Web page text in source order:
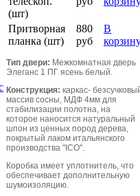
(шт)
Притворная
планка (шт)
880
руб
В
Тип двери: Межкомнатная дверь
Элеганс 1 ПГ ясень белый.
Конструкция: каркас-
массив сосны, МДФ 4мм для
стабилизации полотна, на
которое наносится натуральный
шпон из ценных пород дерева,
покрытый лаком итальянского
производства "ICO".
Коробка имеет уплотнитель, что
обеспечивает дополнительную
шумоизоляцию.